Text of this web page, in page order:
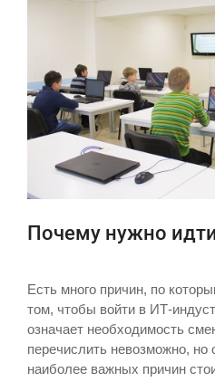
Почему нужно
Есть много причин, по
том, чтобы войти в ИТ-
означает необходимость
перечислить невозможно, но
наиболее важных причин